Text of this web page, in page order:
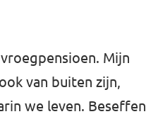
Mijn
van buiten zijn,
we leven. Beseffen